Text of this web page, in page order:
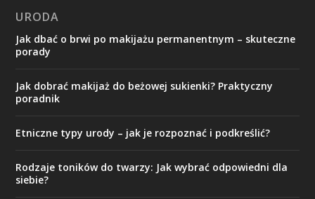
URODA
Jak dbać o brwi po makijażu permanentnym – skuteczne
porady
Jak dobrać makijaż do beżowej sukienki? Praktyczny
poradnik
Etniczne typy urody – jak je rozpoznać i podkreślić?
Rodzaje toników do twarzy: Jak wybrać odpowiedni dla
siebie?